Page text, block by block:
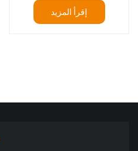
إقرأ المزيد